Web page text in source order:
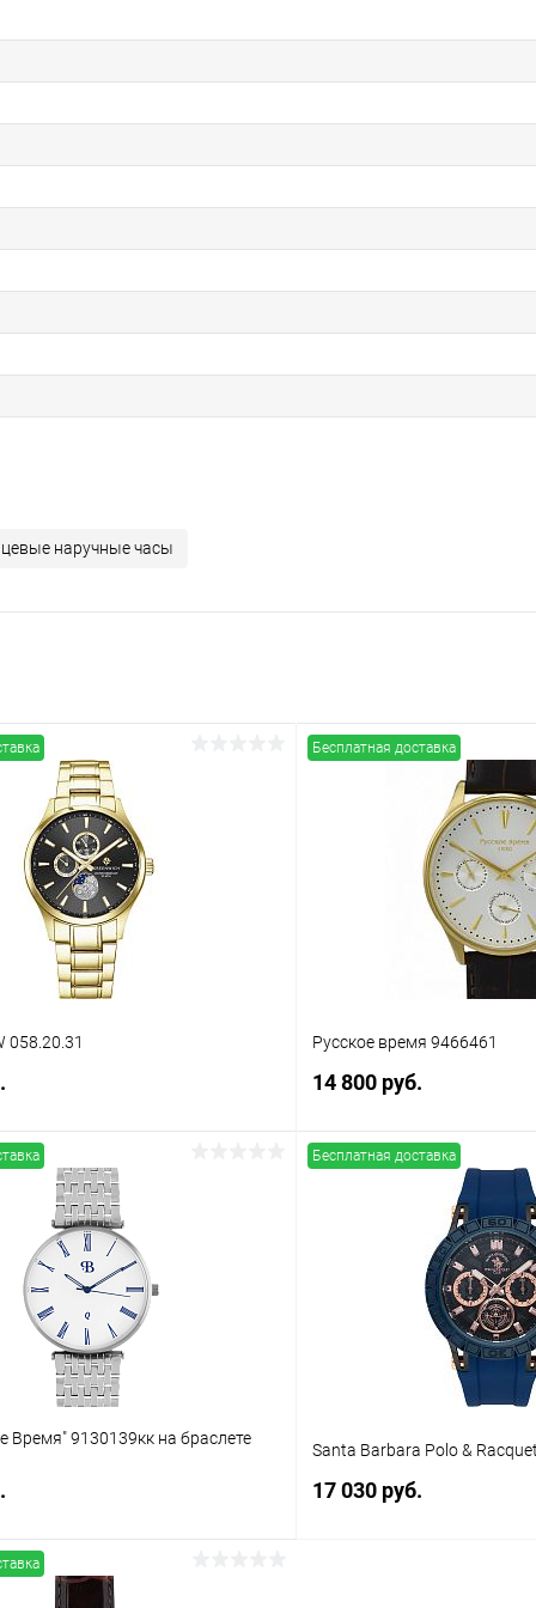
наручные часы
058.20.31
В корзину
Сравнение
В наличии
Бесплатная доставка
Русское время 9466461
14 800 руб.
В
Купить в 1 клик
Время" 9130139кк на браслете
В корзину
Бесплатная доставка
Santa Barbara Polo &
17 030 руб.